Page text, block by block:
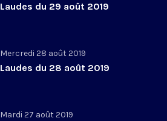
Laudes du 29 août 2019
Mercredi 28 août 2019
Laudes du 28 août 2019
Mardi 27 août 2019